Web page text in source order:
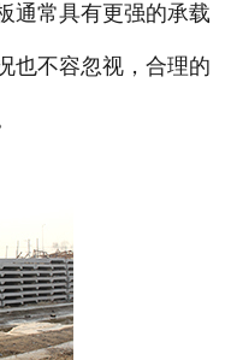
通常具有更强的承载
也不容忽视，合理的